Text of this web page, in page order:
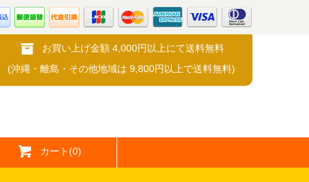
お買い上げ金額 4,000円以上にて送料無料
(沖縄・離島・その他地域は 9,800円以上で送料無料)
カート(0)